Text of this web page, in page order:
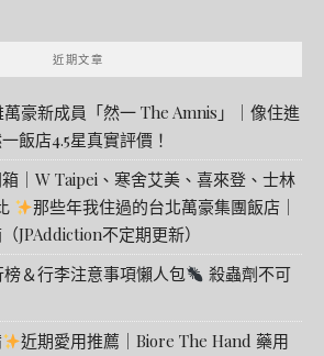
近期文章
萬豪新成員「然一 The Amnis」｜像住進
飯店4.5星真實評價！
｜W Taipei、寒舍艾美、喜來登、士林
那些年我住過的台北萬豪集團飯店｜
JPAddiction不定期更新）
＆行李注意事項懶人包
殺蟲劑不可
近期愛用推薦｜Biore The Hand 藥用